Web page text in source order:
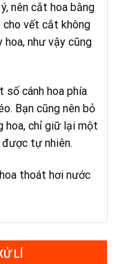
nên cắt hoa bằng
vết cắt không
hoa, như vậy cũng
số cánh hoa phía
Bạn cũng nên bỏ
hoa, chỉ giữ lại một
được tự nhiên.
thoát hơi nước
LÍ